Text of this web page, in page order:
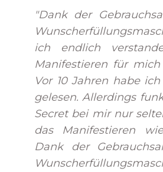
"Dank der
ich endlich
Manifestieren für
Vor 10 Jahren habe
gelesen. Allerdings
Secret bei mir nur
das Manifestieren
Dank der